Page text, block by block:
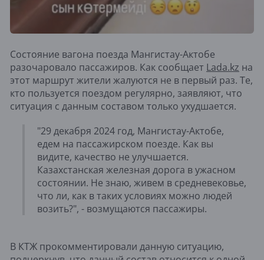
Состояние вагона поезда Мангистау-Актобе
разочаровало пассажиров. Как сообщает Lada.kz на
этот маршрут жители жалуются не в первый раз. Те,
кто пользуется поездом регулярно, заявляют, что
ситуация с данным составом только ухудшается.
"29 декабря 2024 год, Мангистау-Актобе,
едем на пассажирском поезде. Как вы
видите, качество не улучшается.
Казахстанская железная дорога в ужасном
состоянии. Не знаю, живем в средневековье,
что ли, как в таких условиях можно людей
возить?", - возмущаются пассажиры.
В КТЖ прокомментировали данную ситуацию,